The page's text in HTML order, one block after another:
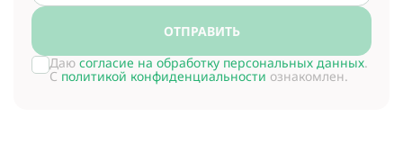
ОТПРАВИТЬ
Даю согласие на обработку персональных данных.
С политикой конфиденциальности ознакомлен.